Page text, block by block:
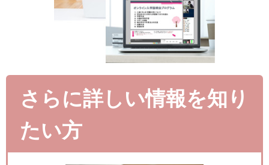
さらに詳しい情報を知り
たい方